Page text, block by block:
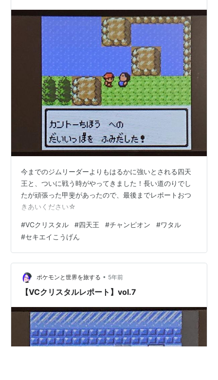
今までのジムリーダーよりもはるかに強いとされる四天
王と、ついに戦う時がやってきました！長い道のりでし
たが頑張った甲斐があったので、最後までレポートおつ
きあいください☆
#VCクリスタル #四天王 #チャンピオン #ワタル
#セキエイこうげん
ポケモンと世界を旅する • 5年前
【VCクリスタルレポート】vol.7